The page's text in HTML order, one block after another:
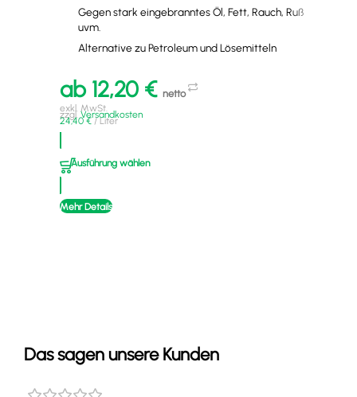
Gegen stark eingebranntes Öl, Fett, Rauch, Ruß
uvm.
Alternative zu Petroleum und Lösemitteln
ab 12,20 € netto
exkl. MwSt.
zzgl.Versandkosten
24,40€/Liter
Ausführung wählen
Mehr Details
Das sagen unsere Kunden